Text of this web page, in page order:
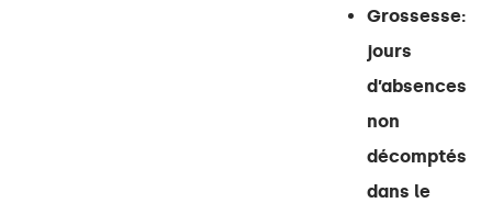
Grossesse:
jours
d’absences
non
décomptés
dans le